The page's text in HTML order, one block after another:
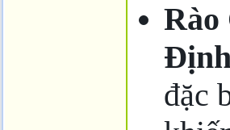
Rào
đặc